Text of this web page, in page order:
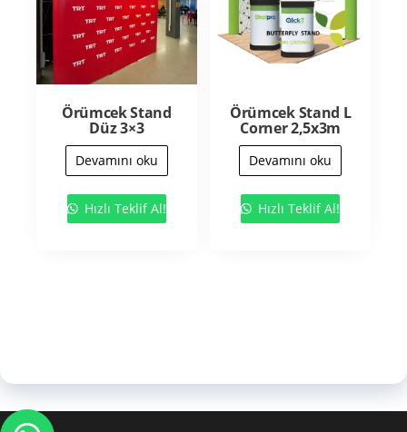
Örümcek Stand
Düz 3×3
Devamını oku
Hızlı Teklif Al!
Örümcek Stand L
Corner 2,5x3m
Devamını oku
Hızlı Teklif Al!